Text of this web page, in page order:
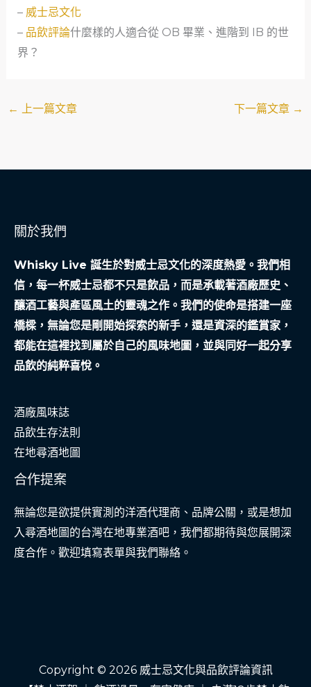
– 威士忌文化
– 品飲評論什麼樣的人適合從 OB 畢業、進階到 IB 的世
界？
← 上一篇文章 下一篇文章 →
關於我們
Whisky Live 誕生於對威士忌文化的深度熱愛。我們相
信，每一杯威士忌都不只是飲品，而是承載著酒廠歷史、
釀酒工藝與產區風土的靈魂之作。我們的使命是搭建一座
橋樑，無論您是剛開始探索的新手，還是資深的鑑賞家，
都能在這裡找到屬於自己的風味地圖，並與同好一起分享
品飲的純粹喜悅。
酒廠風味誌
品飲生存法則
在地尋酒地圖
合作提案
無論您是欲提供實測的洋酒代理商、品牌公關，或是想加
入尋酒地圖的台灣在地專業酒吧，我們都期待與您展開深
度合作。歡迎填寫表單與我們聯絡。
Copyright © 2026 威士忌文化與品飲評論資訊